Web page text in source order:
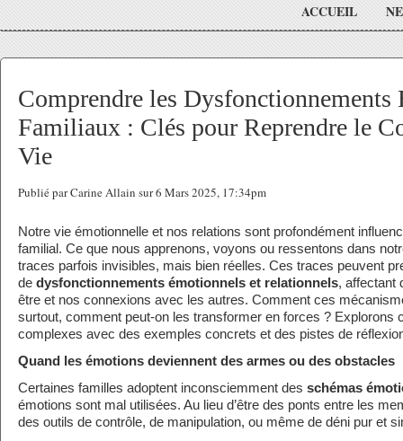
ACCUEIL
Comprendre les Dysfonctionnements
Familiaux : Clés pour Reprendre le
Vie
Publié par Carine Allain sur 6 Mars 2025, 17:34pm
Notre vie émotionnelle et nos relations sont profondément
familial. Ce que nous apprenons, voyons ou ressentons dans
traces parfois invisibles, mais bien réelles. Ces traces peuvent
de dysfonctionnements émotionnels et relationnels, affectant
être et nos connexions avec les autres. Comment ces
surtout, comment peut-on les transformer en forces ? Explorons
complexes avec des exemples concrets et des pistes de
Quand les émotions deviennent des armes ou des obstacles
Certaines familles adoptent inconsciemment des schémas
émotions sont mal utilisées. Au lieu d’être des ponts entre les
des outils de contrôle, de manipulation, ou même de déni pur et